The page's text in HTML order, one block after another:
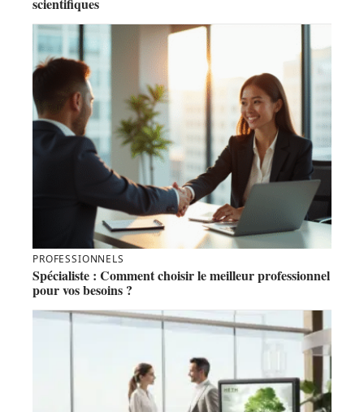
PROFESSIONNELS
Spécialiste : Comment choisir le meilleur professionnel
pour vos besoins ?